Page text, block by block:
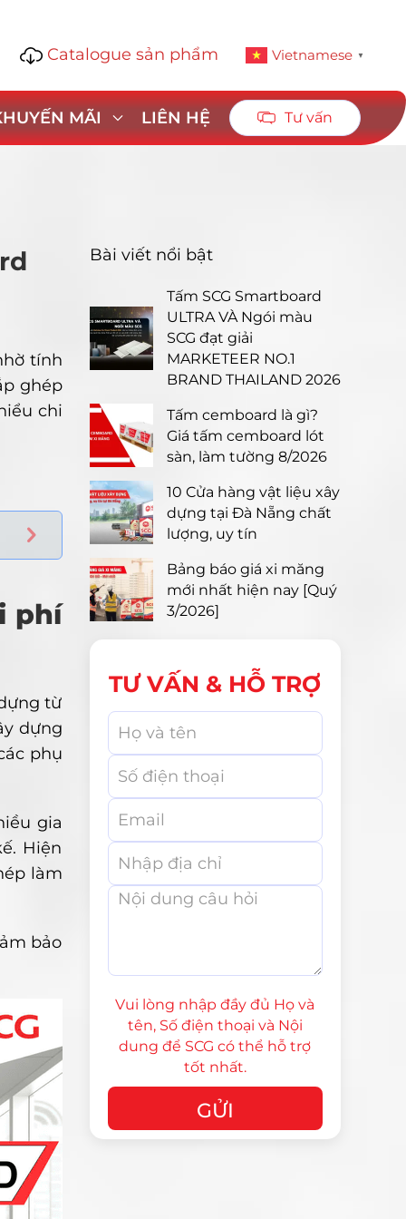
Catalogue sản phẩm Vietnamese ▼
MÃI LIÊN HỆ Tư vấn
tính
ghép
chi
phí
từ
dựng
phụ
gia
Hiện
làm
bảo
Bài viết nổi bật
Tấm SCG Smartboard
ULTRA VÀ Ngói màu
SCG đạt giải
MARKETEER NO.1
BRAND THAILAND 2026
Tấm cemboard là gì?
Giá tấm cemboard lót
sàn, làm tường 8/2026
10 Cửa hàng vật liệu xây
dựng tại Đà Nẵng chất
lượng, uy tín
Bảng báo giá xi măng
mới nhất hiện nay [Quý
3/2026]
TƯ VẤN & HỖ TRỢ
Vui lòng nhập đầy đủ Họ và
tên, Số điện thoại và Nội
dung để SCG có thể hỗ trợ
tốt nhất.